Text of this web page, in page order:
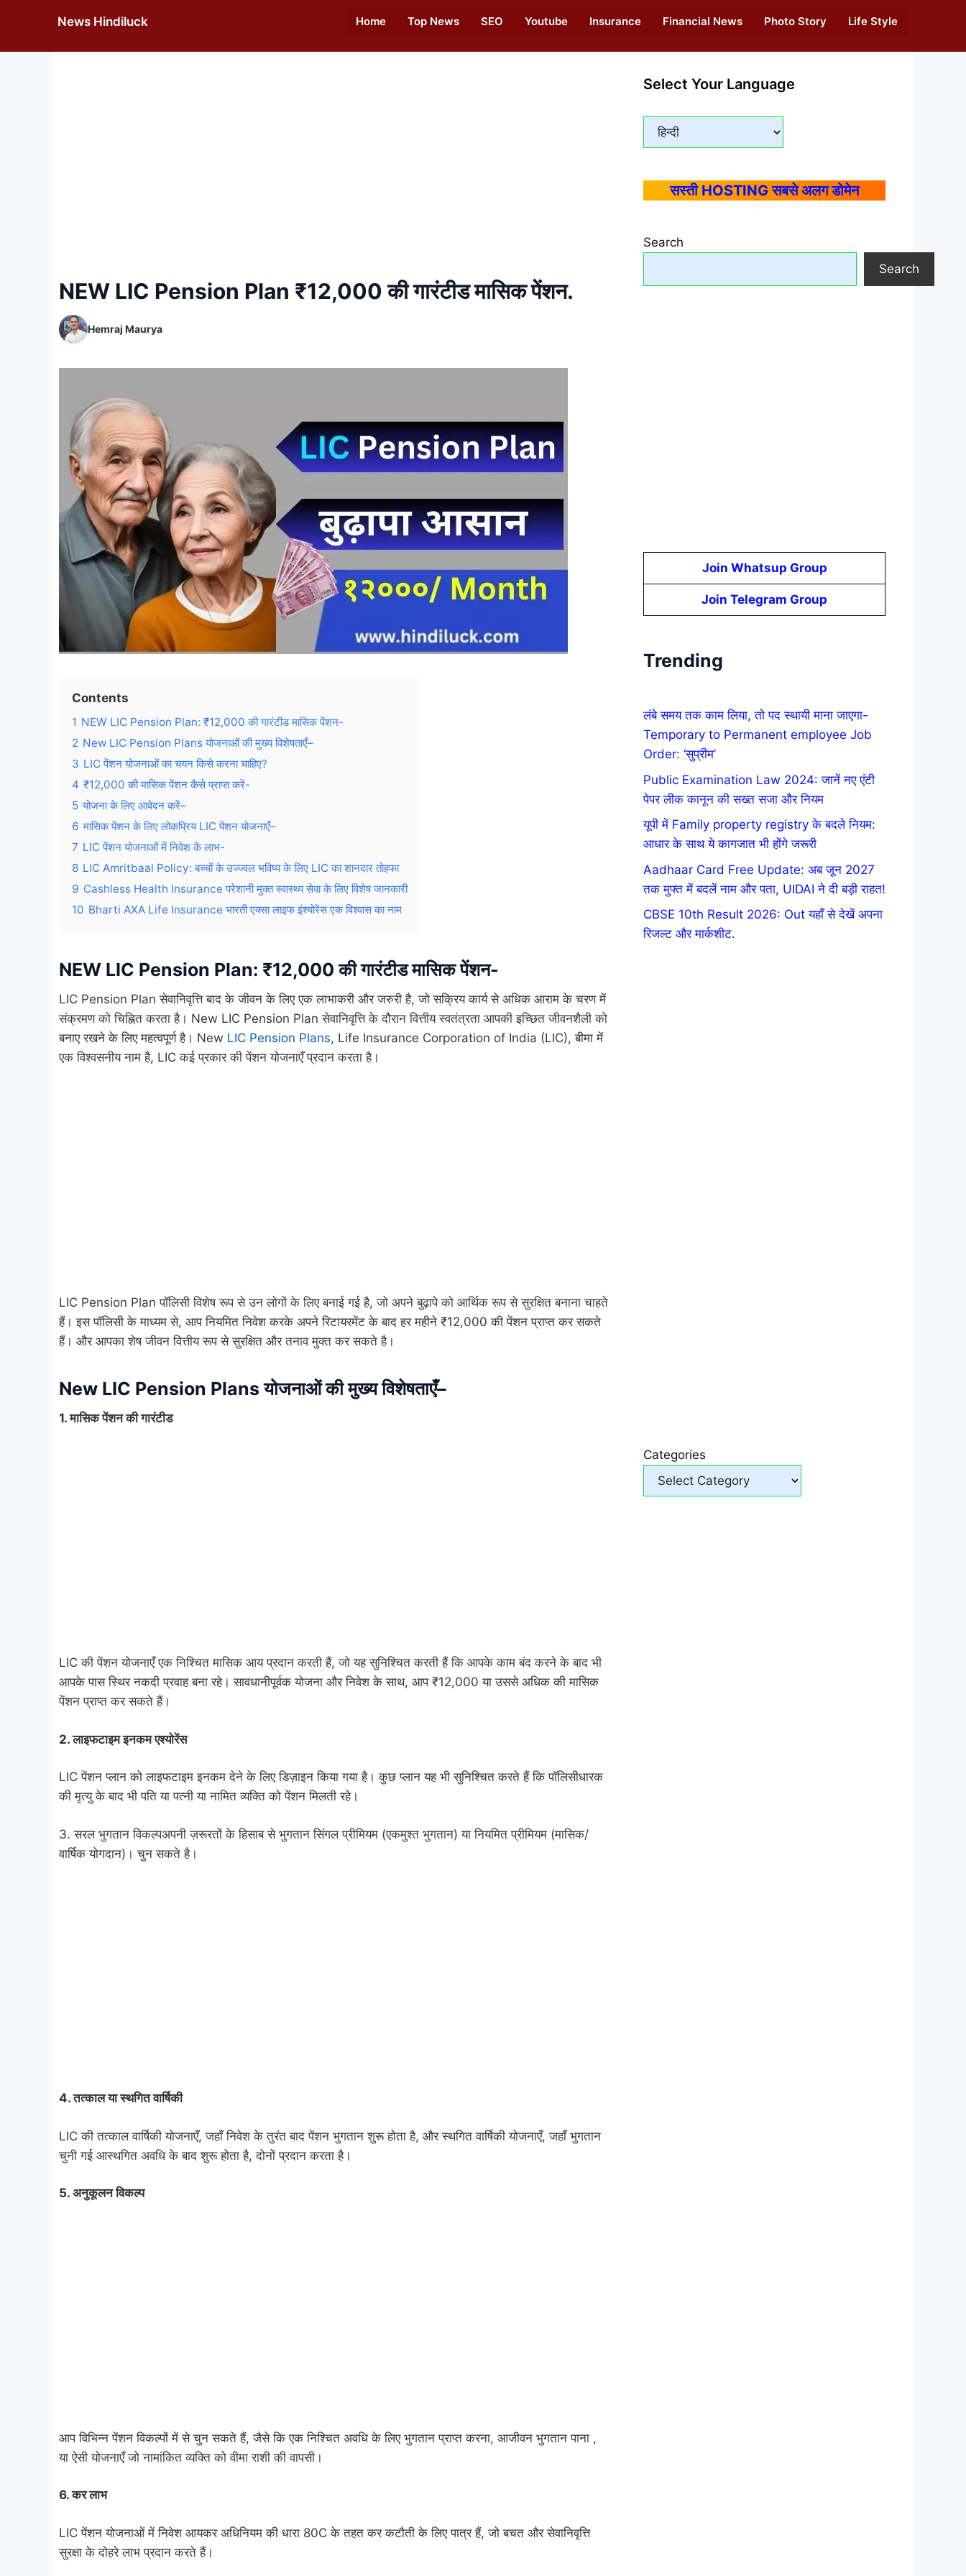
News Hindiluck Home Top News SEO Youtube Insurance Financial News Photo Story Life Style
NEW LIC Pension Plan ₹12,000 की गारंटीड मासिक पेंशन.
Hemraj Maurya
Contents
1 NEW LIC Pension Plan: ₹12,000 की गारंटीड मासिक पेंशन-
2 New LIC Pension Plans योजनाओं की मुख्य विशेषताएँ–
3 LIC पेंशन योजनाओं का चयन किसे करना चाहिए?
4 ₹12,000 की मासिक पेंशन कैसे प्राप्त करें-
5 योजना के लिए आवेदन करें–
6 मासिक पेंशन के लिए लोकप्रिय LIC पेंशन योजनाएँ–
7 LIC पेंशन योजनाओं में निवेश के लाभ-
8 LIC Amritbaal Policy: बच्चों के उज्ज्वल भविष्य के लिए LIC का शानदार तोहफा
9 Cashless Health Insurance परेशानी मुक्त स्वास्थ्य सेवा के लिए विशेष जानकारी
10 Bharti AXA Life Insurance भारती एक्सा लाइफ इंश्योरेंस एक विश्वास का नाम
NEW LIC Pension Plan: ₹12,000 की गारंटीड मासिक पेंशन-
LIC Pension Plan सेवानिवृत्ति बाद के जीवन के लिए एक लाभाकरी और जरुरी है, जो सक्रिय कार्य से अधिक आराम के चरण में
संक्रमण को चिह्नित करता है। New LIC Pension Plan सेवानिवृत्ति के दौरान वित्तीय स्वतंत्रता आपकी इच्छित जीवनशैली को
बनाए रखने के लिए महत्वपूर्ण है। New LIC Pension Plans, Life Insurance Corporation of India (LIC), बीमा में
एक विश्वसनीय नाम है, LIC कई प्रकार की पेंशन योजनाएँ प्रदान करता है।
LIC Pension Plan पॉलिसी विशेष रूप से उन लोगों के लिए बनाई गई है, जो अपने बुढ़ापे को आर्थिक रूप से सुरक्षित बनाना चाहते
हैं। इस पॉलिसी के माध्यम से, आप नियमित निवेश करके अपने रिटायरमेंट के बाद हर महीने ₹12,000 की पेंशन प्राप्त कर सकते
हैं। और आपका शेष जीवन वित्तीय रूप से सुरक्षित और तनाव मुक्त कर सकते है।
New LIC Pension Plans योजनाओं की मुख्य विशेषताएँ–
1.मासिक पेंशन की गारंटीड
LIC की पेंशन योजनाएँ एक निश्चित मासिक आय प्रदान करती हैं, जो यह सुनिश्चित करती हैं कि आपके काम बंद करने के बाद भी
आपके पास स्थिर नकदी प्रवाह बना रहे। सावधानीपूर्वक योजना और निवेश के साथ, आप ₹12,000 या उससे अधिक की मासिक
पेंशन प्राप्त कर सकते हैं।
2.लाइफटाइम इनकम एश्योरेंस
LIC पेंशन प्लान को लाइफटाइम इनकम देने के लिए डिज़ाइन किया गया है। कुछ प्लान यह भी सुनिश्चित करते हैं कि पॉलिसीधारक
की मृत्यु के बाद भी पति या पत्नी या नामित व्यक्ति को पेंशन मिलती रहे।
3. सरल भुगतान विकल्पअपनी ज़रूरतों के हिसाब से भुगतान सिंगल प्रीमियम (एकमुश्त भुगतान) या नियमित प्रीमियम (मासिक/
वार्षिक योगदान)। चुन सकते है।
4.तत्काल या स्थगित वार्षिकी
LIC की तत्काल वार्षिकी योजनाएँ, जहाँ निवेश के तुरंत बाद पेंशन भुगतान शुरू होता है, और स्थगित वार्षिकी योजनाएँ, जहाँ भुगतान
चुनी गई आस्थगित अवधि के बाद शुरू होता है, दोनों प्रदान करता है।
5. अनुकूलन विकल्प
आप विभिन्न पेंशन विकल्पों में से चुन सकते हैं, जैसे कि एक निश्चित अवधि के लिए भुगतान प्राप्त करना, आजीवन भुगतान पाना ,
या ऐसी योजनाएँ जो नामांकित व्यक्ति को वीमा राशी की वापसी।
6.कर लाभ
LIC पेंशन योजनाओं में निवेश आयकर अधिनियम की धारा 80C के तहत कर कटौती के लिए पात्र हैं, जो बचत और सेवानिवृत्ति
सुरक्षा के दोहरे लाभ प्रदान करते हैं।
Select Your Language
सस्ती HOSTING सबसे अलग डोमेन
Search
Search
Join Whatsup Group
Join Telegram Group
Trending
लंबे समय तक काम लिया, तो पद स्थायी माना जाएगा-
Temporary to Permanent employee Job
Order: ‘सुप्रीम’
Public Examination Law 2024: जानें नए एंटी
पेपर लीक कानून की सख्त सजा और नियम
यूपी में Family property registry के बदले नियम:
आधार के साथ ये कागजात भी होंगे जरूरी
Aadhaar Card Free Update: अब जून 2027
तक मुफ्त में बदलें नाम और पता, UIDAI ने दी बड़ी राहत!
CBSE 10th Result 2026: Out यहाँ से देखें अपना
रिजल्ट और मार्कशीट.
Categories